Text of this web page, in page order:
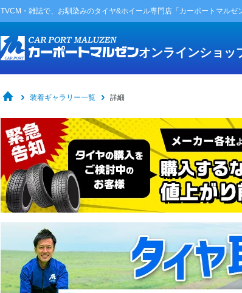
TVCM・雑誌で、お馴染みのタイヤ&ホイール専門店「カーポートマルゼ
オンラインショッ
装着ギャラリー一覧 詳細